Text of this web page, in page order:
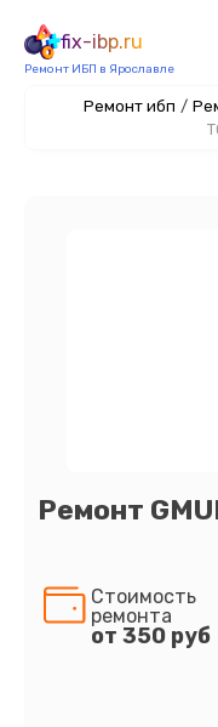
fix-ibp.ru
Ремонт ИБП в Ярославле
Ремонт ибп /
Ремонт
Стоимость
ремонта
от 350 руб